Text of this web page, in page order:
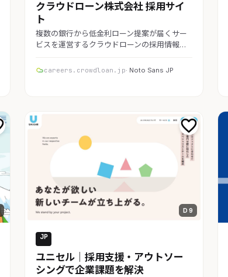
クラウドローン株式会社 採用サイ
ト
複数の銀行から低金利ローン提案が届くサー
ビスを運営するクラウドローンの採用情報…
careers.crowdloan.jp· Noto Sans JP
D 9
JP
ユニセル｜採用支援・アウトソー
シングで企業課題を解決